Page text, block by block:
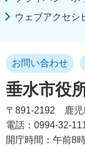
ウェブアクセシ
垂水市役
お問い合わせ
〒891-2192
鹿
電話：0994-32-
開庁時間：午前8